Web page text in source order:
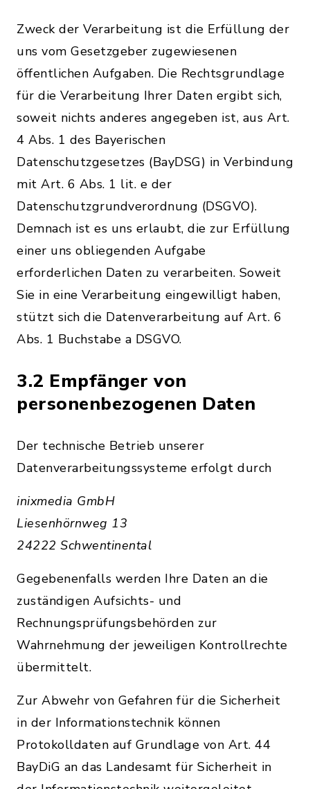
Zweck der Verarbeitung ist die Erfüllung der
uns vom Gesetzgeber zugewiesenen
öffentlichen Aufgaben. Die Rechtsgrundlage
für die Verarbeitung Ihrer Daten ergibt sich,
soweit nichts anderes angegeben ist, aus Art.
4 Abs. 1 des Bayerischen
Datenschutzgesetzes (BayDSG) in Verbindung
mit Art. 6 Abs. 1 lit. e der
Datenschutzgrundverordnung (DSGVO).
Demnach ist es uns erlaubt, die zur Erfüllung
einer uns obliegenden Aufgabe
erforderlichen Daten zu verarbeiten. Soweit
Sie in eine Verarbeitung eingewilligt haben,
stützt sich die Datenverarbeitung auf Art. 6
Abs. 1 Buchstabe a DSGVO.
3.2 Empfänger von
personenbezogenen Daten
Der technische Betrieb unserer
Datenverarbeitungssysteme erfolgt durch
inixmedia GmbH
Liesenhörnweg 13
24222 Schwentinental
Gegebenenfalls werden Ihre Daten an die
zuständigen Aufsichts- und
Rechnungsprüfungsbehörden zur
Wahrnehmung der jeweiligen Kontrollrechte
übermittelt.
Zur Abwehr von Gefahren für die Sicherheit
in der Informationstechnik können
Protokolldaten auf Grundlage von Art. 44
BayDiG an das Landesamt für Sicherheit in